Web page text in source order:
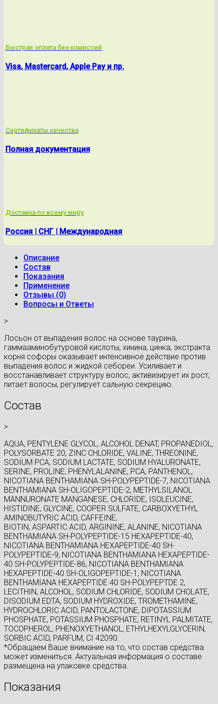
Быстрая оплата без комиссий
Visa, Mastercard, Apple Pay и пр.
Сертификаты качества
Полная документация
Доставка по всему миру
Россия | СНГ | Международная
Описание
Состав
Показания
Применение
Отзывы (0)
Вопросы и Ответы
>
Лосьон от выпадения волос на основе таурина,
гаммааминобутуровой кислоты, хинина, цинка, экстракта
корня софоры оказывает интенсивное действие против
выпадения волос и жидкой себореи. Усиливает и
восстанавливает структуру волос, активизирует их рост,
питает волосы, регулирует сальную секрецию.
Состав
>
AQUA, PENTYLENE GLYCOL, ALCOHOL DENAT, PROPANEDIOL,
POLYSORBATE 20, ZINC CHLORIDE, VALINE, THREONINE,
SODIUM PCA, SODIUM LACTATE, SODIUM HYALURONATE,
SERINE, PROLINE, PHENYLALANINE, PCA, PANTHENOL,
NICOTIANA BENTHAMIANA SH-POLYPEPTIDE-7, NICOTIANA
BENTHAMIANA SH-OLIGOPEPTIDE-2, METHYLSILANOL
MANNURONATE MANGANESE, CHLORIDE, ISOLEUCINE,
HISTIDINE, GLYCINE, COOPER SULFATE, CARBOXYETHYL
AMINOBUTYRIC ACID, CAFFEINE,
BIOTIN, ASPARTIC ACID, ARGININE, ALANINE, NICOTIANA
BENTHAMIANA SH-POLYPEPTIDE-15 HEXAPEPTIDE-40,
NICOTIANA BENTHAMIANA HEXAPEPTIDE-40 SH-
POLYPEPTIDE-9, NICOTIANA BENTHAMIANA HEXAPEPTIDE-
40 SH-POLYPEPTIDE-86, NICOTIANA BENTHAMIANA
HEXAPEPTIDE-40 SH-OLIGOPEPTIDE-1, NICOTIANA
BENTHAMIANA HEXAPEPTIDE 40 SH-POLYPEPTDE 2,
LECITHIN, ALCOHOL, SODIUM CHLORIDE, SODIUM CHOLATE,
DISODIUM EDTA, SODIUM HYDROXIDE, TROMETHAMINE,
HYDROCHLORIC ACID, PANTOLACTONE, DIPOTASSIUM
PHOSPHATE, POTASSIUM PHOSPHATE, RETINYL PALMITATE,
TOCOPHEROL, PHENOXYETHANOL, ETHYLHEXYLGLYCERIN,
SORBIC ACID, PARFUM, CI 42090.
*Обращаем Ваше внимание на то, что состав средства
может измениться. Актуальная информация о составе
размещена на упаковке средства.
Показания